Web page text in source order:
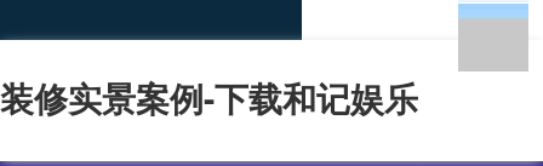
装修实景案例-下载和记娱乐